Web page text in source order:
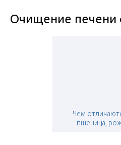
Очищение печени
Чем
пшеница,